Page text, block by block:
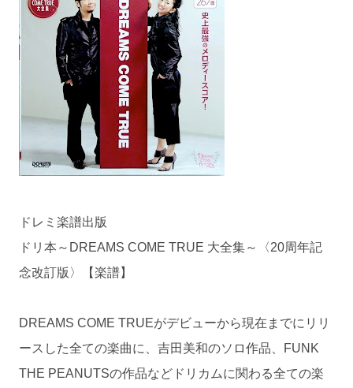
ドレミ楽譜出版
ドリ本～DREAMS COME TRUE 大全集～〈20周年記
念改訂版〉【楽譜】
DREAMS COME TRUEがデビューから現在までにリリ
ースした全ての楽曲に、吉田美和のソロ作品、FUNK
THE PEANUTSの作品などドリカムに関わる全ての楽